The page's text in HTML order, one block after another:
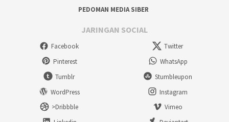
PEDOMAN MEDIA SIBER
JARINGAN SOCIAL
Facebook
Twitter
Pinterest
WhatsApp
Tumblr
Stumbleupon
WordPress
Instagram
>Dribbble
Vimeo